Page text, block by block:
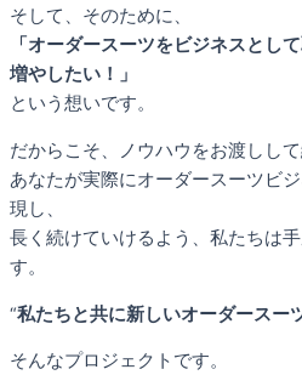
そして、そのために、
「オーダースーツをビジネスとし
増やしたい！」
という想いです。
だからこそ、ノウハウをお渡しして
あなたが実際にオーダースーツビ
現し、
長く続けていけるよう、私たちは
す。
“私たちと共に新しいオーダースー
そんなプロジェクトです。